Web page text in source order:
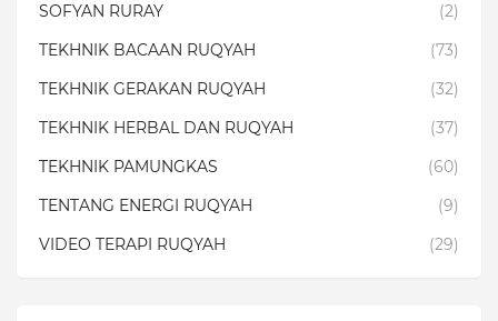
SOFYAN RURAY
(2)
TEKHNIK BACAAN RUQYAH
(73)
TEKHNIK GERAKAN RUQYAH
(32)
TEKHNIK HERBAL DAN RUQYAH
(37)
TEKHNIK PAMUNGKAS
(60)
TENTANG ENERGI RUQYAH
(9)
VIDEO TERAPI RUQYAH
(29)